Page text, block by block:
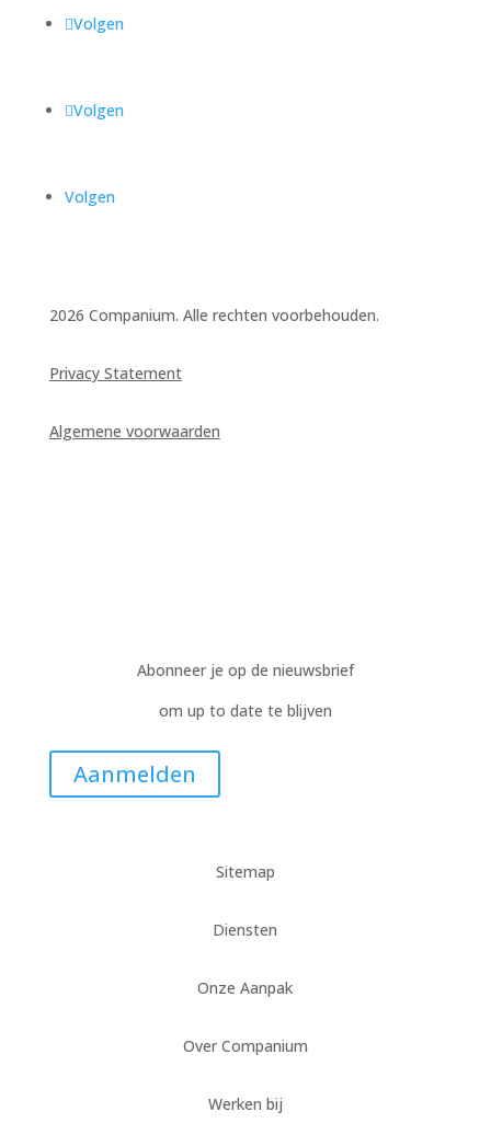
Volgen
Volgen
Volgen
2026 Companium. Alle rechten voorbehouden.
Privacy Statement
Algemene voorwaarden
Abonneer je op de nieuwsbrief
om up to date te blijven
Aanmelden
Sitemap
Diensten
Onze Aanpak
Over Companium
Werken bij